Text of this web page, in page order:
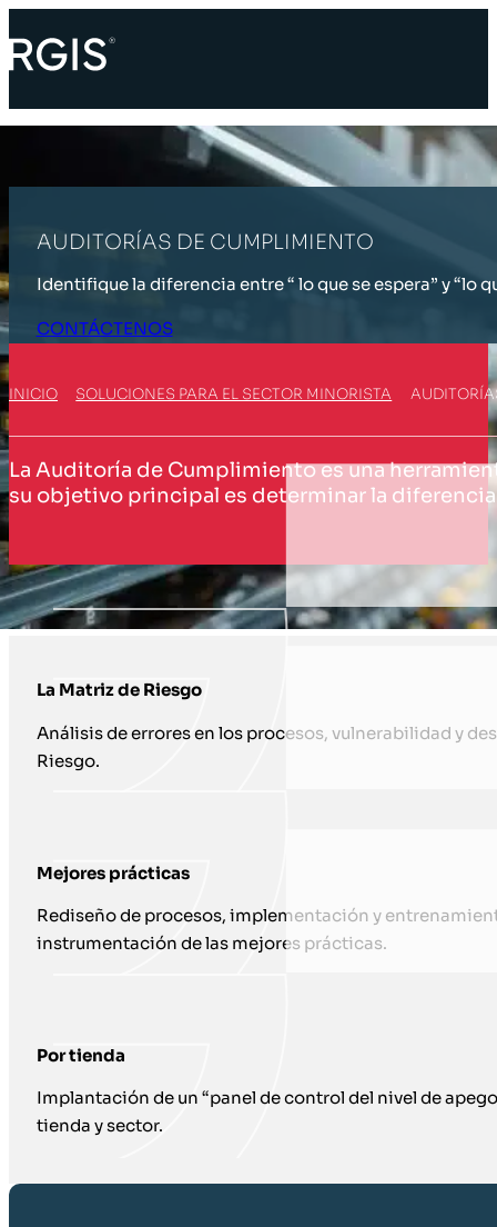
AUDITORÍAS DE CUMPLIMIENTO
Identifique la diferencia entre “ lo que se espera” y “lo
CONTÁCTENOS
INICIO SOLUCIONES PARA EL SECTOR MINORISTA
La Auditoría de Cumplimiento es una
su objetivo principal es determinar la
CÓMO TE APOYAMOS CON
La Matriz de Riesgo
Análisis de errores en los procesos, vulnerabilidad y
Riesgo.
Mejores prácticas
Rediseño de procesos, implementación y
instrumentación de las mejores prácticas.
Por tienda
Implantación de un “panel de control del nivel de
tienda y sector.